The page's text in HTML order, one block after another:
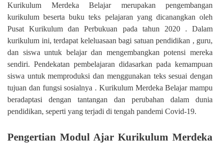
Kurikulum Merdeka Belajar merupakan pengembangan
kurikulum beserta buku teks pelajaran yang dicanangkan oleh
Pusat Kurikulum dan Perbukuan pada tahun 2020 . Dalam
kurikulum ini, terdapat keleluasaan bagi satuan pendidikan , guru,
dan siswa untuk belajar dan mengembangkan potensi mereka
sendiri. Pendekatan pembelajaran didasarkan pada kemampuan
siswa untuk memproduksi dan menggunakan teks sesuai dengan
tujuan dan fungsi sosialnya . Kurikulum Merdeka Belajar mampu
beradaptasi dengan tantangan dan perubahan dalam dunia
pendidikan, seperti yang terjadi di tengah pandemi Covid-19.
Pengertian Modul Ajar Kurikulum Merdeka